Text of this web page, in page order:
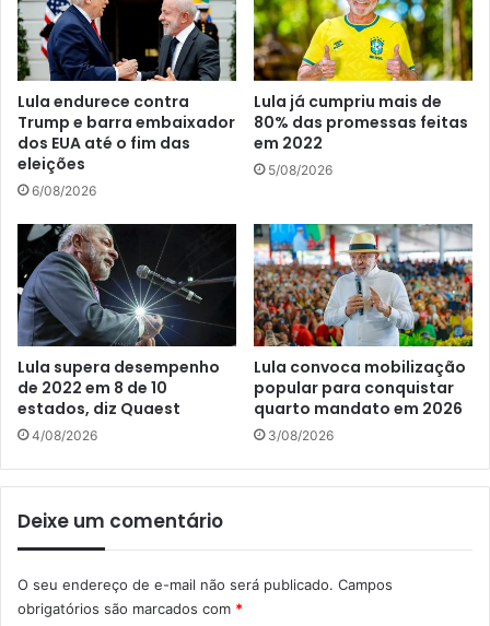
Lula endurece contra
Trump e barra embaixador
dos EUA até o fim das
eleições
6/08/2026
Lula já cumpriu mais de
80% das promessas feitas
em 2022
5/08/2026
Lula supera desempenho
de 2022 em 8 de 10
estados, diz Quaest
4/08/2026
Lula convoca mobilização
popular para conquistar
quarto mandato em 2026
3/08/2026
Deixe um comentário
O seu endereço de e-mail não será publicado. Campos
obrigatórios são marcados com *